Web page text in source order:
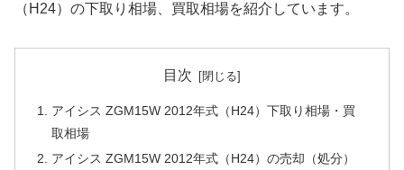
（H24）の下取り相場、買取相場を紹介しています。
目次
アイシス ZGM15W 2012年式（H24）下取り相場・買
取相場
アイシス ZGM15W 2012年式（H24）の売却（処分）